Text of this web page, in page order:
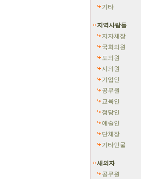
기타
지역사람들
지자체장
국회의원
도의원
시의원
기업인
공무원
교육인
정당인
예술인
단체장
기타인물
새의자
공무원